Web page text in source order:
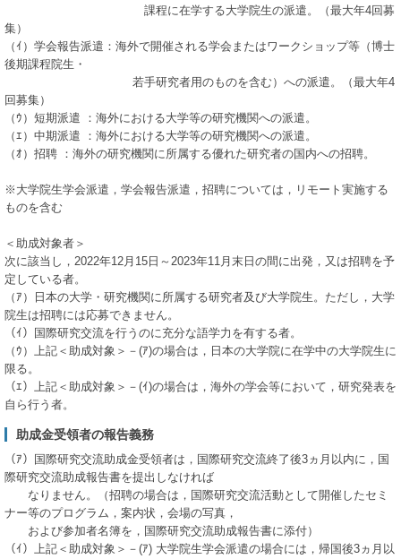
課程に在学する大学院生の派遣。（最大年4回募
集）
（ｲ）学会報告派遣：海外で開催される学会またはワークショップ等（博士
後期課程院生・
若手研究者用のものを含む）への派遣。（最大年4
回募集）
（ｳ）短期派遣 ：海外における大学等の研究機関への派遣。
（ｴ）中期派遣 ：海外における大学等の研究機関への派遣。
（ｵ）招聘 ：海外の研究機関に所属する優れた研究者の国内への招聘。
※大学院生学会派遣，学会報告派遣，招聘については，リモート実施する
ものを含む
＜助成対象者＞
次に該当し，2022年12月15日～2023年11月末日の間に出発，又は招聘を予
定している者。
（ｱ）日本の大学・研究機関に所属する研究者及び大学院生。ただし，大学
院生は招聘には応募できません。
（ｲ）国際研究交流を行うのに充分な語学力を有する者。
（ｳ）上記＜助成対象＞－(ｱ)の場合は，日本の大学院に在学中の大学院生に
限る。
（ｴ）上記＜助成対象＞－(ｲ)の場合は，海外の学会等において，研究発表を
自ら行う者。
助成金受領者の報告義務
（ｱ）国際研究交流助成金受領者は，国際研究交流終了後3ヵ月以内に，国
際研究交流助成報告書を提出しなければ
なりません。（招聘の場合は，国際研究交流活動として開催したセミ
ナー等のプログラム，案内状，会場の写真，
および参加者名簿を，国際研究交流助成報告書に添付）
（ｲ）上記＜助成対象＞－(ｱ) 大学院生学会派遣の場合には，帰国後3ヵ月以